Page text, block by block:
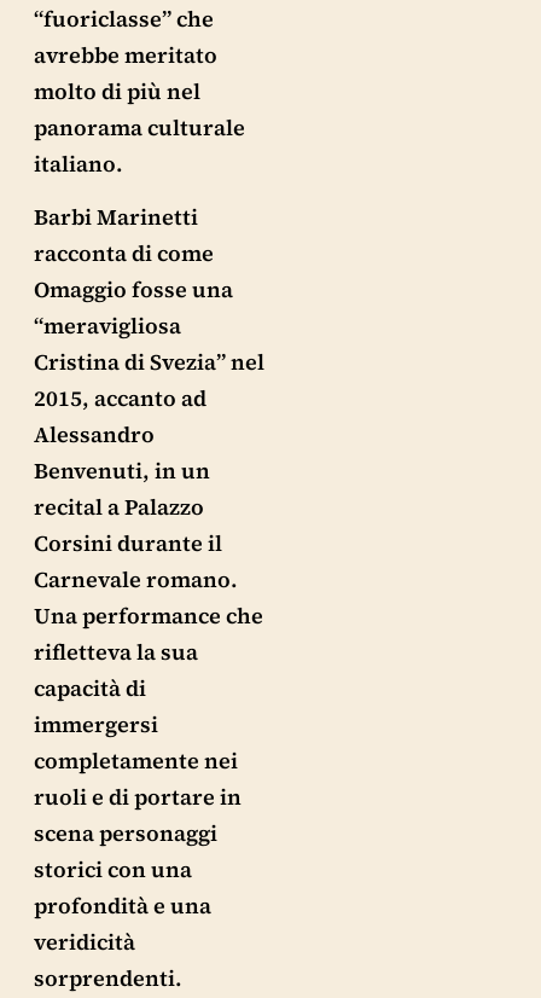
“fuoriclasse” che
avrebbe meritato
molto di più nel
panorama culturale
italiano.
Barbi Marinetti
racconta di come
Omaggio fosse una
“meravigliosa
Cristina di Svezia” nel
2015, accanto ad
Alessandro
Benvenuti, in un
recital a Palazzo
Corsini durante il
Carnevale romano.
Una performance che
rifletteva la sua
capacità di
immergersi
completamente nei
ruoli e di portare in
scena personaggi
storici con una
profondità e una
veridicità
sorprendenti.